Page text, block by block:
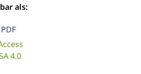
als:
4.0